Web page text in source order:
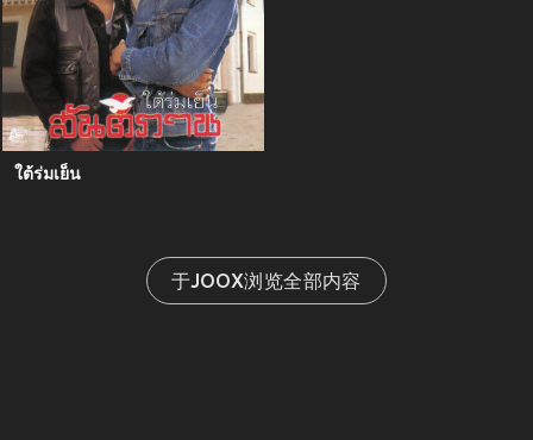
ใต้ร่มเย็น
于JOOX浏览全部内容